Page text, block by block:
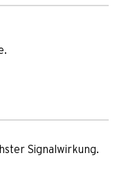
Signalwirkung.